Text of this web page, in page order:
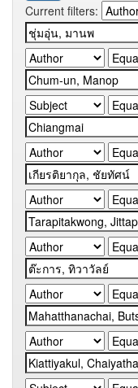
Current filters: